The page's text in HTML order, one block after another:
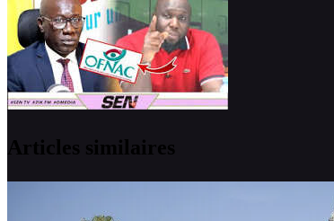
Articles similaires